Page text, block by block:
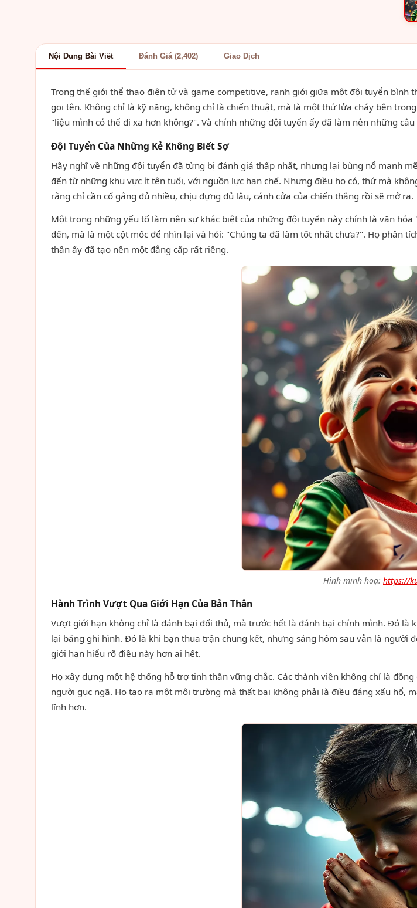
Nội Dung Bài Viết Đánh Giá (2,402) Giao Dịch
Trong thế giới thể thao điện tử và game competitive, ranh giới giữa một đội tuyển
gọi tên. Không chỉ là kỹ năng, không chỉ là chiến thuật, mà là một thứ lửa cháy bên
"liệu mình có thể đi xa hơn không?". Và chính những đội tuyển ấy đã làm nên những
Đội Tuyển Của Những Kẻ Không Biết Sợ
Hãy nghĩ về những đội tuyển đã từng bị đánh giá thấp nhất, nhưng lại bùng nổ mạnh
đến từ những khu vực ít tên tuổi, với nguồn lực hạn chế. Nhưng điều họ có, thứ mà
rằng chỉ cần cố gắng đủ nhiều, chịu đựng đủ lâu, cánh cửa của chiến thắng rồi sẽ mở ra.
Một trong những yếu tố làm nên sự khác biệt của những đội tuyển này chính là văn
đến, mà là một cột mốc để nhìn lại và hỏi: "Chúng ta đã làm tốt nhất chưa?". Họ phân
thân ấy đã tạo nên một đẳng cấp rất riêng.
Hình minh hoạ: https://
Hành Trình Vượt Qua Giới Hạn Của Bản Thân
Vượt giới hạn không chỉ là đánh bại đối thủ, mà trước hết là đánh bại chính mình. Đó
lại băng ghi hình. Đó là khi bạn thua trận chung kết, nhưng sáng hôm sau vẫn là
giới hạn hiểu rõ điều này hơn ai hết.
Họ xây dựng một hệ thống hỗ trợ tinh thần vững chắc. Các thành viên không chỉ là
người gục ngã. Họ tạo ra một môi trường mà thất bại không phải là điều đáng xấu hổ,
lĩnh hơn.